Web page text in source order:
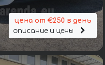
цена от €250 в день
описание и цены